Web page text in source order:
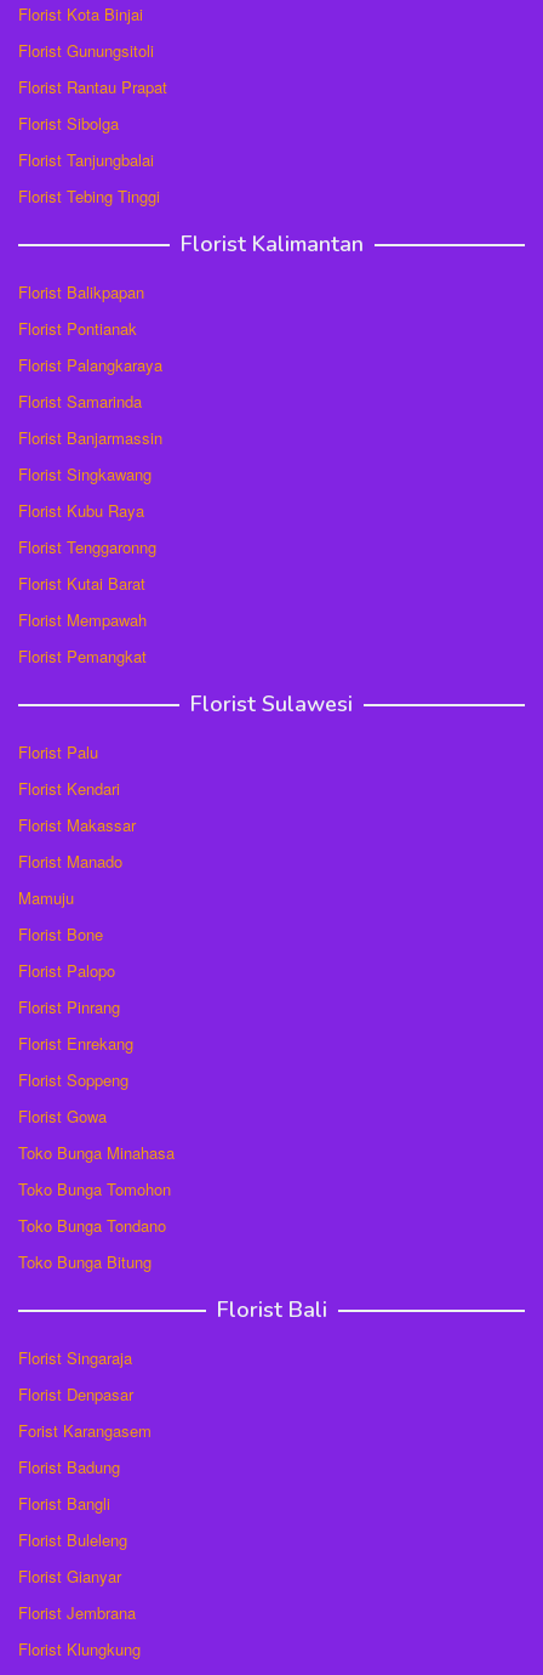
Florist Kota Binjai
Florist Gunungsitoli
Florist Rantau Prapat
Florist Sibolga
Florist Tanjungbalai
Florist Tebing Tinggi
Florist Kalimantan
Florist Balikpapan
Florist Pontianak
Florist Palangkaraya
Florist Samarinda
Florist Banjarmassin
Florist Singkawang
Florist Kubu Raya
Florist Tenggaronng
Florist Kutai Barat
Florist Mempawah
Florist Pemangkat
Florist Sulawesi
Florist Palu
Florist Kendari
Florist Makassar
Florist Manado
Mamuju
Florist Bone
Florist Palopo
Florist Pinrang
Florist Enrekang
Florist Soppeng
Florist Gowa
Toko Bunga Minahasa
Toko Bunga Tomohon
Toko Bunga Tondano
Toko Bunga Bitung
Florist Bali
Florist Singaraja
Florist Denpasar
Forist Karangasem
Florist Badung
Florist Bangli
Florist Buleleng
Florist Gianyar
Florist Jembrana
Florist Klungkung